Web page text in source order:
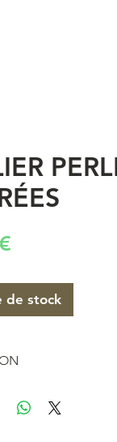
de stock
à vis, plusieurs